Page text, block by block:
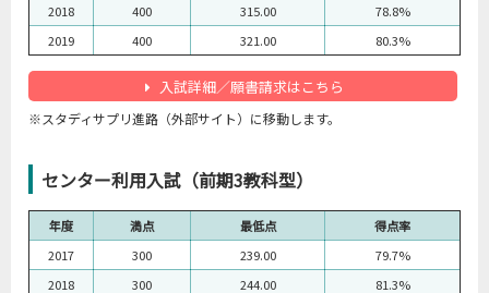
2018
400 315.00
78.8%
2019
400 321.00 80.3%
入試詳細／願書請求はこちら
※スタディサプリ進路（外部サイト）に移動します。
センター利用入試（前期3教科型）
年度 満点 最低点
得点率
2017
300 239.00
79.7%
2018
300 244.00
81.3%